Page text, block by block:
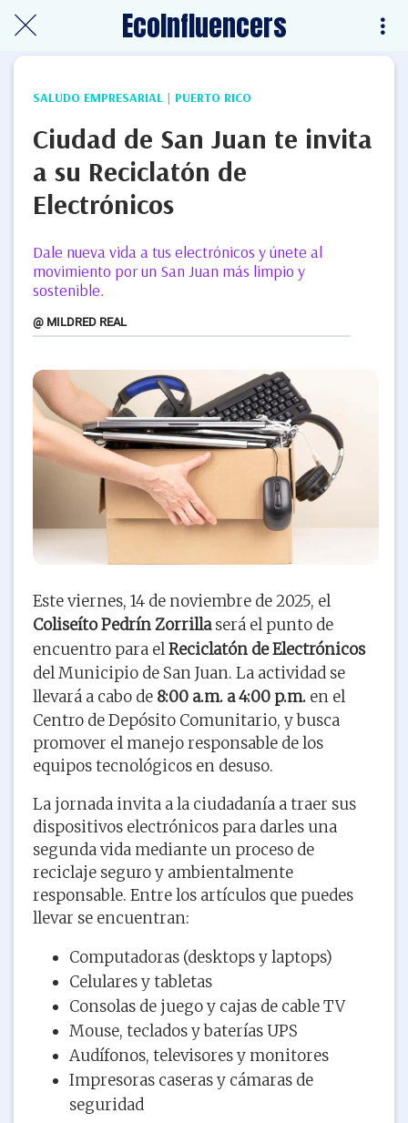
EcoInfluencers
SALUDO EMPRESARIAL | PUERTO RICO
Ciudad de San Juan te invita
a su Reciclatón de
Electrónicos
Dale nueva vida a tus electrónicos y únete al
movimiento por un San Juan más limpio y
sostenible.
@ MILDRED REAL
Este viernes, 14 de noviembre de 2025, el
Coliseíto Pedrín Zorrillaserá el punto de
encuentro para elReciclatón de Electrónicos
del Municipio de San Juan. La actividad se
llevará a cabo de 8:00 a.m. a 4:00 p.m. en el
Centro de Depósito Comunitario, y busca
promover el manejo responsable de los
equipos tecnológicos en desuso.
La jornada invita a la ciudadanía a traer sus
dispositivos electrónicos para darles una
segunda vida mediante un proceso de
reciclaje seguro y ambientalmente
responsable. Entre los artículos que puedes
llevar se encuentran:
Computadoras (desktops y laptops)
Celulares y tabletas
Consolas de juego y cajas de cable TV
Mouse, teclados y baterías UPS
Audífonos, televisores y monitores
Impresoras caseras y cámaras de
seguridad